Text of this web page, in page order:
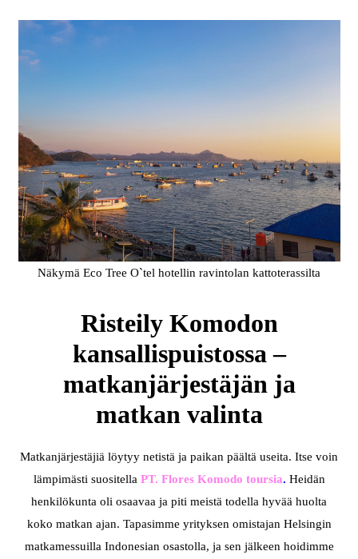
Näkymä Eco Tree O`tel hotellin ravintolan kattoterassilta
Risteily Komodon
kansallispuistossa –
matkanjärjestäjän ja
matkan valinta
Matkanjärjestäjiä löytyy netistä ja paikan päältä useita. Itse voin
lämpimästi suositella PT. Flores Komodo toursia. Heidän
henkilökunta oli osaavaa ja piti meistä todella hyvää huolta
koko matkan ajan. Tapasimme yrityksen omistajan Helsingin
matkamessuilla Indonesian osastolla, ja sen jälkeen hoidimme